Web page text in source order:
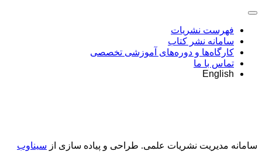
فهرست نشریات
سامانه نشر کتاب
کارگاه‌ها و دوره‌های آموزشی تخصصی
تماس با ما
English
سامانه مدیریت نشریات علمی. طراحی و پیاده سازی از سیناوب